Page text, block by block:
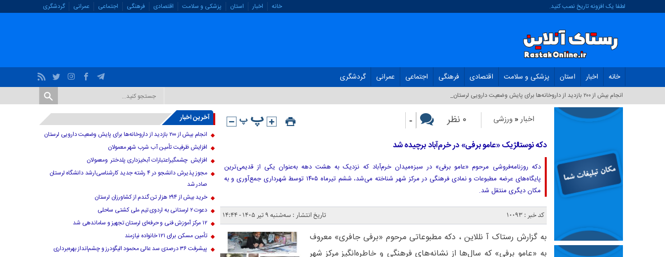
لطفا یک افزونه تاریخ نصب کنید. خانه اخبار استان پزشکی و سلامت اقتصادی فرهنگی اجتماعی عمرانی گردشگری
خانه اخبار استان پزشکی و سلامت اقتصادی فرهنگی اجتماعی عمرانی گردشگری
انجام بیش از ۲۰۰ بازدید از داروخانه‌ها برای پایش وضعیت دارویی لرستان_
اخبار «ورزشی ۰ نظر -
دکه نوستالژیک «عامو برفی» در خرم‌آباد برچیده شد
دکه روزنامه‌فروشی مرحوم «عامو برفی» در سبزه‌میدان خرم‌آباد که نزدیک به هشت دهه به‌عنوان یکی از قدیمی‌ترین
پایگاه‌های عرضه مطبوعات و نمادی فرهنگی در مرکز شهر شناخته می‌شد، ششم تیرماه ۱۴۰۵ توسط شهرداری جمع‌آوری و به
مکان دیگری منتقل شد.
کد خبر : 10093 تاریخ انتشار : سه‌شنبه ۹ تیر ۱۴۰۵ - ۱۴:۴۴
به گزارش رستاک آ نللاین ، دکه مطبوعاتی مرحوم «برفی جافری» معروف
به «عامو برفی» که سال‌ها از نشانه‌های فرهنگی و خاطره‌انگیز مرکز شهر
آخرین اخبار
انجام بیش از ۲۰۰ بازدید از داروخانه‌ها برای پایش وضعیت دارویی لرستان
افزایش ظرفیت تأمین آب شرب شهر معمولان
افزایش چشمگیراعتبارات آبخیزداری پلدختر ومعمولان
مجوز پذیرش دانشجو در ۴ رشته جدید کارشناسی‌ارشد دانشگاه لرستان
صادر شد
خرید بیش از ۲۹۴ هزار تن گندم از کشاورزان لرستان
دعوت ۲ لرستانی به اردوی تیم ملی کشتی ساحلی
۱۲ مرکز آموزش فنی و حرفه‌ای لرستان تجهیز و ساماندهی شد
تأمین مسکن برای ۱۲۱ خانواده نیازمند
پیشرفت ۳۶ درصدی سد عالی محمود الیگودرز و چشم‌انداز بهره‌برداری